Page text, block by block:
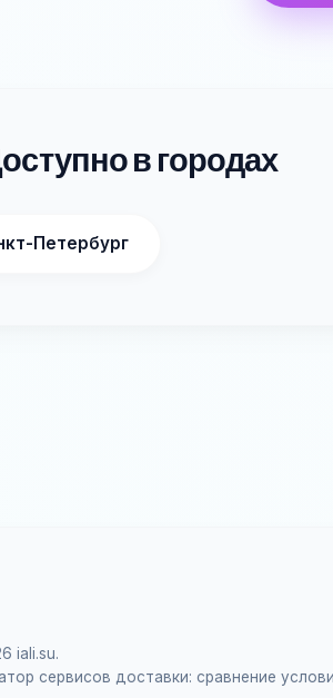
в городах
Петербург
iali.su.
сервисов доставки: сравнение